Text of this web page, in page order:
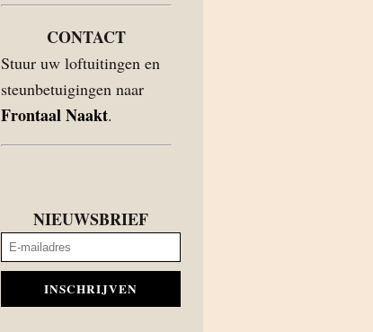
CONTACT
Stuur uw loftuitingen en
steunbetuigingen naar
Frontaal Naakt.
NIEUWSBRIEF
INSCHRIJVEN